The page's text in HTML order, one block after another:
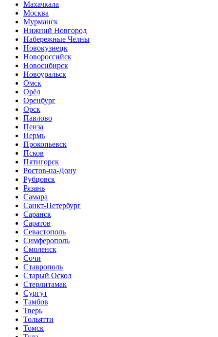
Махачкала
Москва
Мурманск
Нижний Новгород
Набережные Челны
Новокузнецк
Новороссийск
Новосибирск
Новоуральск
Омск
Орёл
Оренбург
Орск
Павлово
Пенза
Пермь
Прокопьевск
Псков
Пятигорск
Ростов-на-Дону
Рубцовск
Рязань
Самара
Санкт-Петербург
Саранск
Саратов
Севастополь
Симферополь
Смоленск
Сочи
Ставрополь
Старый Оскол
Стерлитамак
Сургут
Тамбов
Тверь
Тольятти
Томск